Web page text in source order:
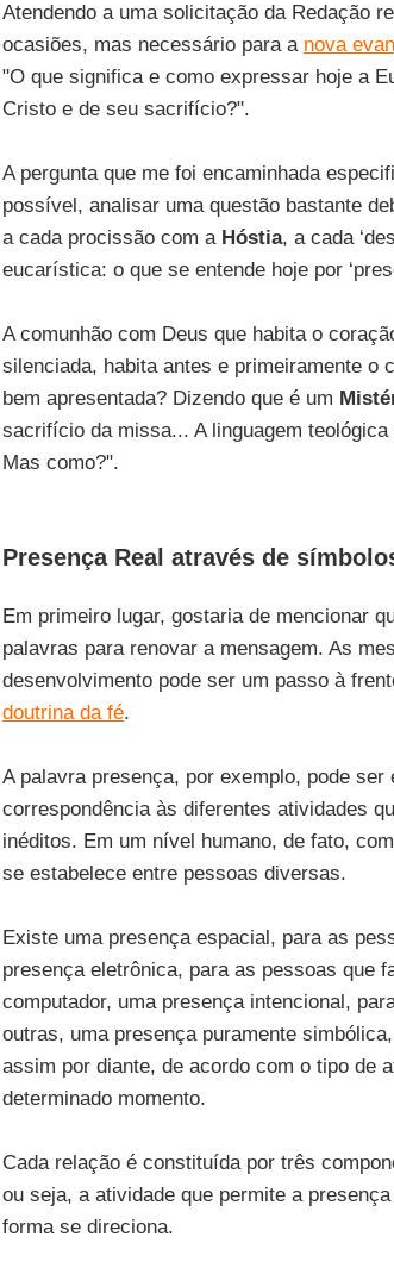
Atendendo a uma solicitação da Redação
ocasiões, mas necessário para a nova
"O que significa e como expressar hoje a
Cristo e de seu sacrifício?".
A pergunta que me foi encaminhada
possível, analisar uma questão bastante
a cada procissão com a Hóstia, a cada
eucarística: o que se entende hoje por
A comunhão com Deus que habita o
silenciada, habita antes e primeiramente o
bem apresentada? Dizendo que é um
sacrifício da missa... A linguagem
Mas como?".
Presença Real através de
Em primeiro lugar, gostaria de mencionar
palavras para renovar a mensagem. As
desenvolvimento pode ser um passo à
doutrina da fé.
A palavra presença, por exemplo, pode
correspondência às diferentes atividades
inéditos. Em um nível humano, de fato,
se estabelece entre pessoas diversas.
Existe uma presença espacial, para as
presença eletrônica, para as pessoas que
computador, uma presença intencional,
outras, uma presença puramente
assim por diante, de acordo com o tipo de
determinado momento.
Cada relação é constituída por três
ou seja, a atividade que permite a
forma se direciona.